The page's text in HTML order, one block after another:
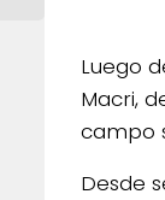
Luego
Macri,
campo
Desde